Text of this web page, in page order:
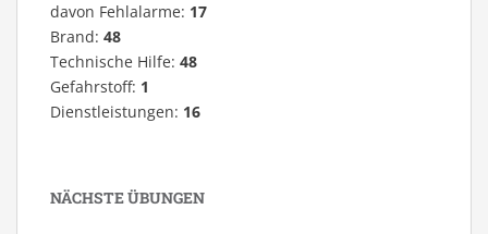
davon Fehlalarme: 17
Brand: 48
Technische Hilfe: 48
Gefahrstoff: 1
Dienstleistungen: 16
NÄCHSTE ÜBUNGEN